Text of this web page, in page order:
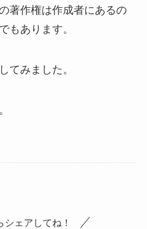
著作権は作成者にあるの
もあります。
てみました。
シェアしてね！